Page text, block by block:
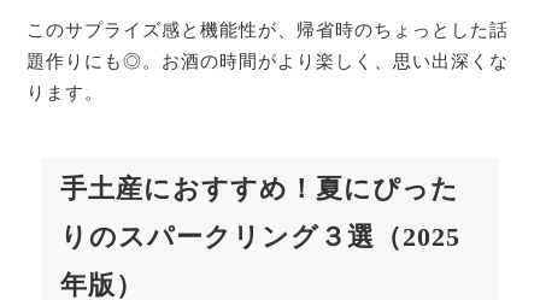
このサプライズ感と機能性が、帰省時のちょっとした話
題作りにも◎。お酒の時間がより楽しく、思い出深くな
ります。
手土産におすすめ！夏にぴった
りのスパークリング３選（2025
年版）